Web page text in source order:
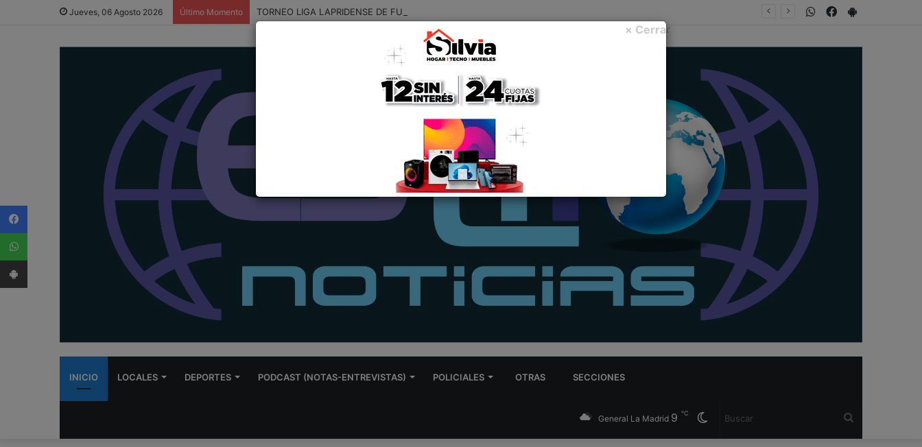
Jueves, 06 Agosto 2026 Último Momento TORNEO LIGA LAPRIDENSE DE FUTBOL: RESULTADOS Y GOLEADORES DE LA QUINTA FECHA PlayStore
Facebook
WhatsApp
INICIO LOCALES DEPORTES PODCAST (NOTAS-ENTREVISTAS) POLICIALES OTRAS SECCIONES
Cambiar
General La Madrid 9 ℃
× Cerrar